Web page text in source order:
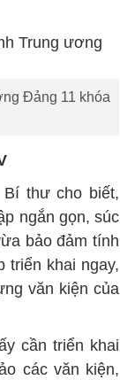
Đảng 11 khóa
thư cho biết,
ngắn gọn, súc
bảo đảm tính
triển khai ngay,
văn kiện của
cần triển khai
các văn kiện,